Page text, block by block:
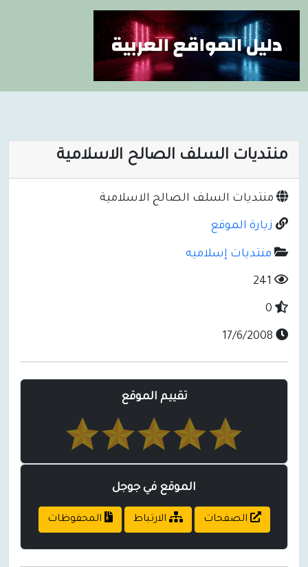
منتديات السلف الصالح الاسلامية
منتديات السلف الصالح الاسلامية
زيارة الموقع
منتديات إسلاميه
تقييم الموقع
الموقع في جوجل
الصفحات الارتباط المحفوظات